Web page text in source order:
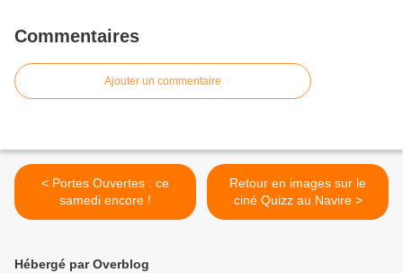
Commentaires
Ajouter un commentaire
< Portes Ouvertes : ce
samedi encore !
Retour en images sur le
ciné Quizz au Navire >
Hébergé par Overblog